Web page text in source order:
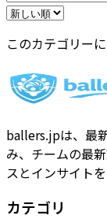
このカテゴリー
ballers.jpは、最
み、チームの最
スとインサイト
カテゴリ